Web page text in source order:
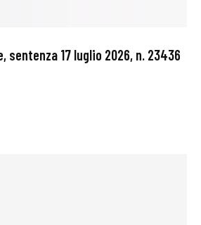
sentenza 17 luglio 2026, n. 23436